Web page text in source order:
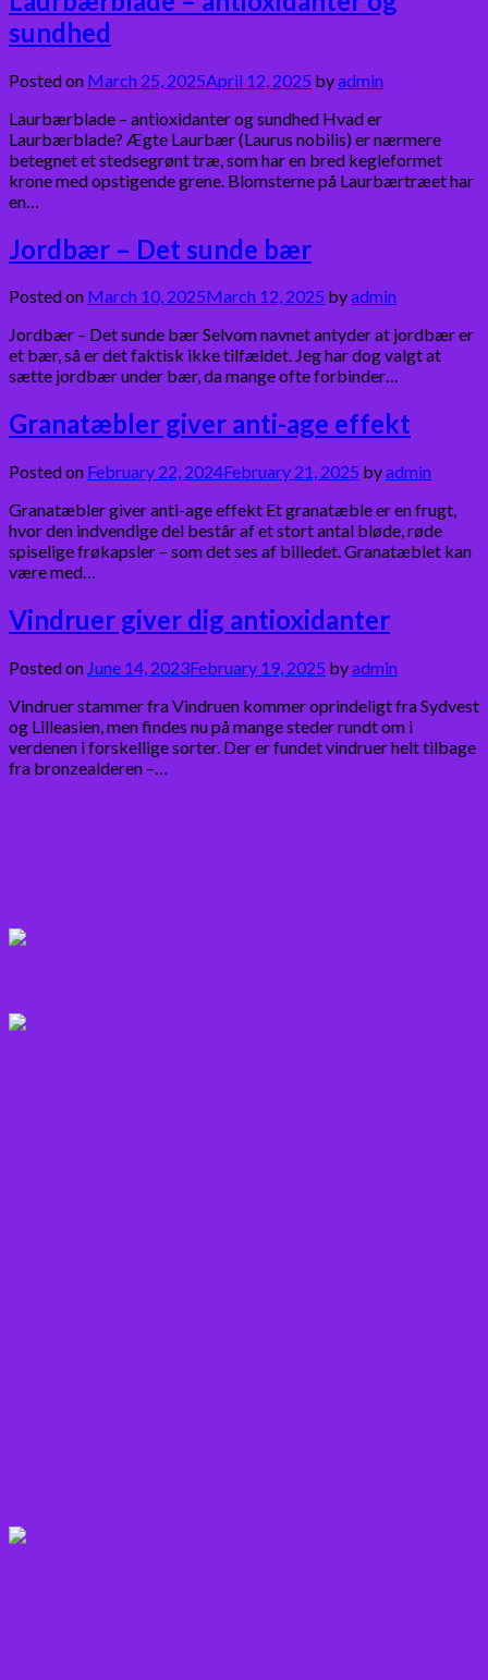
sundhed
Posted on March 25, 2025April 12, 2025 byadmin
Laurbærblade – antioxidanter og sundhed Hvad er
Laurbærblade? Ægte Laurbær (Laurus nobilis) er nærmere
betegnet et stedsegrønt træ, som har en bred kegleformet
krone med opstigende grene. Blomsterne på Laurbærtræet har
en…
Jordbær – Det sunde bær
Posted on March 10, 2025March 12, 2025 byadmin
Jordbær – Det sunde bær Selvom navnet antyder at jordbær er
et bær, så er det faktisk ikke tilfældet. Jeg har dog valgt at
sætte jordbær under bær, da mange ofte forbinder…
Granatæbler giver anti-age effekt
Posted on February 22, 2024February 21, 2025 byadmin
Granatæbler giver anti-age effekt Et granatæble er en frugt,
hvor den indvendige del består af et stort antal bløde, røde
spiselige frøkapsler – som det ses af billedet. Granatæblet kan
være med…
Vindruer giver dig antioxidanter
Posted on June 14, 2023February 19, 2025 byadmin
Vindruer stammer fra Vindruen kommer oprindeligt fra Sydvest
og Lilleasien, men findes nu på mange steder rundt om i
verdenen i forskellige sorter. Der er fundet vindruer helt tilbage
fra bronzealderen –…